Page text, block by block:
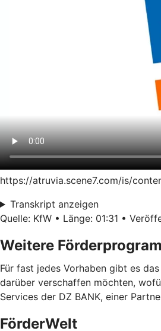
https://atruvia.scene7.com/is/
Transkript anzeigen
Quelle: KfW • Länge: 01:31 •
Weitere
Für fast jedes Vorhaben gibt es
darüber verschaffen möchten,
Services der DZ BANK, einer
FörderWelt